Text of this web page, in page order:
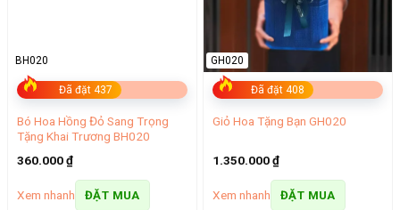
Đã đặt 437
BH020
Bó Hoa Hồng Đỏ Sang Trọng
Tặng Khai Trương BH020
360.000₫
Xem nhanh ĐẶT MUA
Đã đặt 408
GH020
Giỏ Hoa Tặng Bạn GH020
1.350.000₫
Xem nhanh ĐẶT MUA